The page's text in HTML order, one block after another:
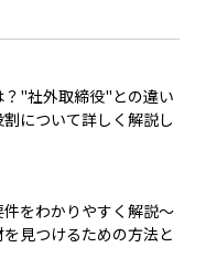
"社外取締役"との違い
について詳しく解説し
をわかりやすく解説～
見つけるための方法と